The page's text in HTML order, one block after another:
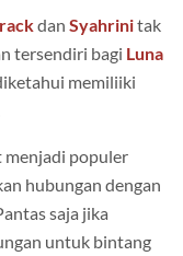
dan Syahrinitak
tersendiri bagi Luna
memiliiki
menjadi populer
hubungan dengan
saja jika
untuk bintang